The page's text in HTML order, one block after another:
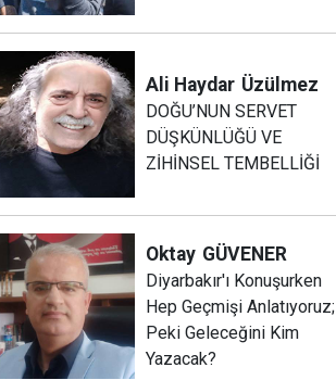
Ali Haydar Üzülmez
DOĞU’NUN SERVET
DÜŞKÜNLÜĞÜ VE
ZİHİNSEL TEMBELLİĞİ
Oktay GÜVENER
Diyarbakır'ı Konuşurken
Hep Geçmişi Anlatıyoruz;
Peki Geleceğini Kim
Yazacak?